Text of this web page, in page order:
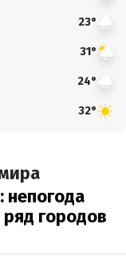
23°
31°
24°
32°
непогода
городов